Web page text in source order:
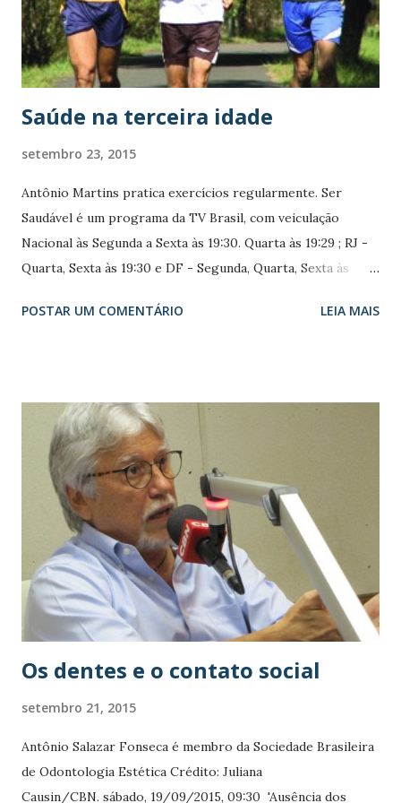
enfrentar todo tipo de adversidade em nome da educação.
Ex-combatente de um grupo de revolucionários que lutou
contra os ingleses pela independência do Quênia, aos 84
anos, ele recebe uma ca...
Saúde na terceira idade
setembro 23, 2015
Antônio Martins pratica exercícios regularmente. Ser
Saudável é um programa da TV Brasil, com veiculação
Nacional às Segunda a Sexta às 19:30. Quarta às 19:29 ; RJ -
Quarta, Sexta às 19:30 e DF - Segunda, Quarta, Sexta às
disposição? Neste " Ser Saudável", os apresentadores
epidemiologista, Sergio Sirena , professor da Universidade
Federal do Rio Grande do Sul, e com a educadora física e
revisora das revistas Estudos Interdisciplinares sobre o
Envelhecimento e Revista Brasileira de Fisioterapia , a Dra.
Suzana Wolff . O telespectador vai conhecer as histórias de
vida do representante comercial Antônio dos Reis , 71 anos,
que vive em Campo Bom (RS) e é sinônimo de saúde e
disposição; e a da aposentada senhora Therezinha Groth ,
78, moradora de São Leopoldo ...
POSTAR UM COMENTÁRIO LEIA MAIS
Os dentes e o contato social
setembro 21, 2015
Antônio Salazar Fonseca é membro da Sociedade Brasileira
de Odontologia Estética Crédito: Juliana
Causin/CBN. sábado, 19/09/2015, 09:30 'Ausência dos